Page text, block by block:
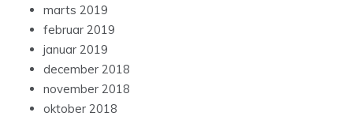
marts 2019
februar 2019
januar 2019
december 2018
november 2018
oktober 2018